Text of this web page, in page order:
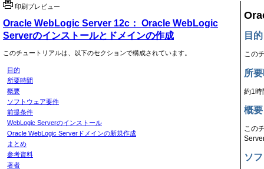
印刷プレビュー
Oracle WebLogic Server 12c ： Oracle WebLogic
Serverのインストールとドメインの作成
このチュートリアルは、以下のセクションで構成されています。
目的
所要時間
概要
ソフトウェア要件
前提条件
WebLogic Serverのインストール
Oracle WebLogic Serverドメインの新規作成
まとめ
参考資料
著者
目的
この
所
約1時
概要
この
ソ